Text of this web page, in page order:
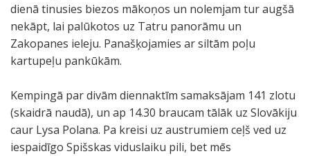
dienā tinusies biezos mākoņos un nolemjam tur augšā
nekāpt, lai palūkotos uz Tatru panorāmu un
Zakopanes ieleju. Panašķojamies ar siltām poļu
kartupeļu pankūkām.
Kempingā par divām diennaktīm samaksājam 141 zlotu
(skaidrā naudā), un ap 14.30 braucam tālāk uz Slovākiju
caur Lysa Polana. Pa kreisi uz austrumiem ceļš ved uz
iespaidīgo Spišskas viduslaiku pili, bet mēs